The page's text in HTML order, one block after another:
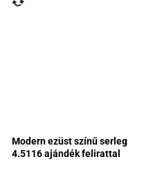
Modern ezüst színű serleg
4.5116 ajándék felirattal